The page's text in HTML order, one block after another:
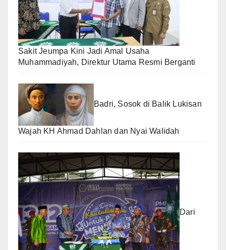
Sakit Jeumpa Kini Jadi Amal Usaha
Muhammadiyah, Direktur Utama Resmi Berganti
Badri, Sosok di Balik Lukisan
Wajah KH Ahmad Dahlan dan Nyai Walidah
Dari